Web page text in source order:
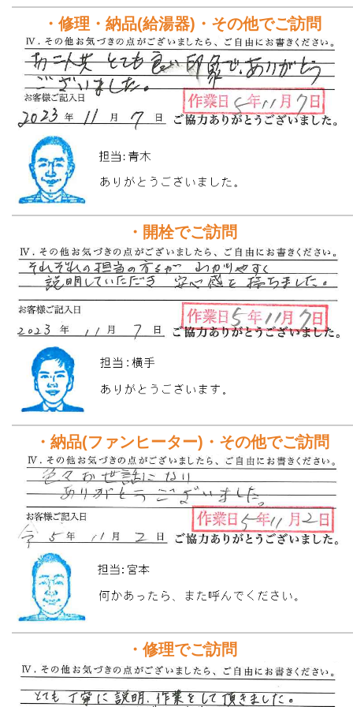
・修理・納品(給湯器)・その他でご訪問
・開栓でご訪問
・納品(ファンヒーター)・その他でご訪問
・修理でご訪問